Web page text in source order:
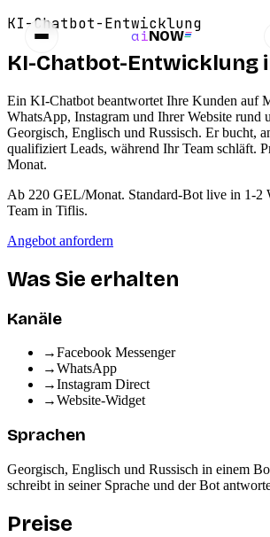
aiNOW
KI-Chatbot-Entwicklung
KI-Chatbot-Entwicklung
Ein KI-Chatbot beantwortet Ihre Kunden auf
WhatsApp, Instagram und Ihrer Website rund
Georgisch, Englisch und Russisch. Er bucht,
qualifiziert Leads, während Ihr Team schläft.
Monat.
Ab 220 GEL/Monat. Standard-Bot live in 1-2
Team in Tiflis.
Angebot anfordern
Was Sie erhalten
Kanäle
→Facebook Messenger
→WhatsApp
→Instagram Direct
→Website-Widget
Sprachen
Georgisch, Englisch und Russisch in einem
schreibt in seiner Sprache und der Bot
Preise